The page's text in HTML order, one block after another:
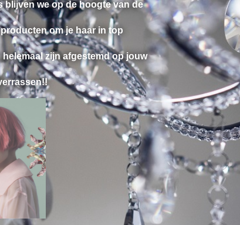
blijven we op de hoogte van de
om je haar in top
zijn afgestemd op jouw